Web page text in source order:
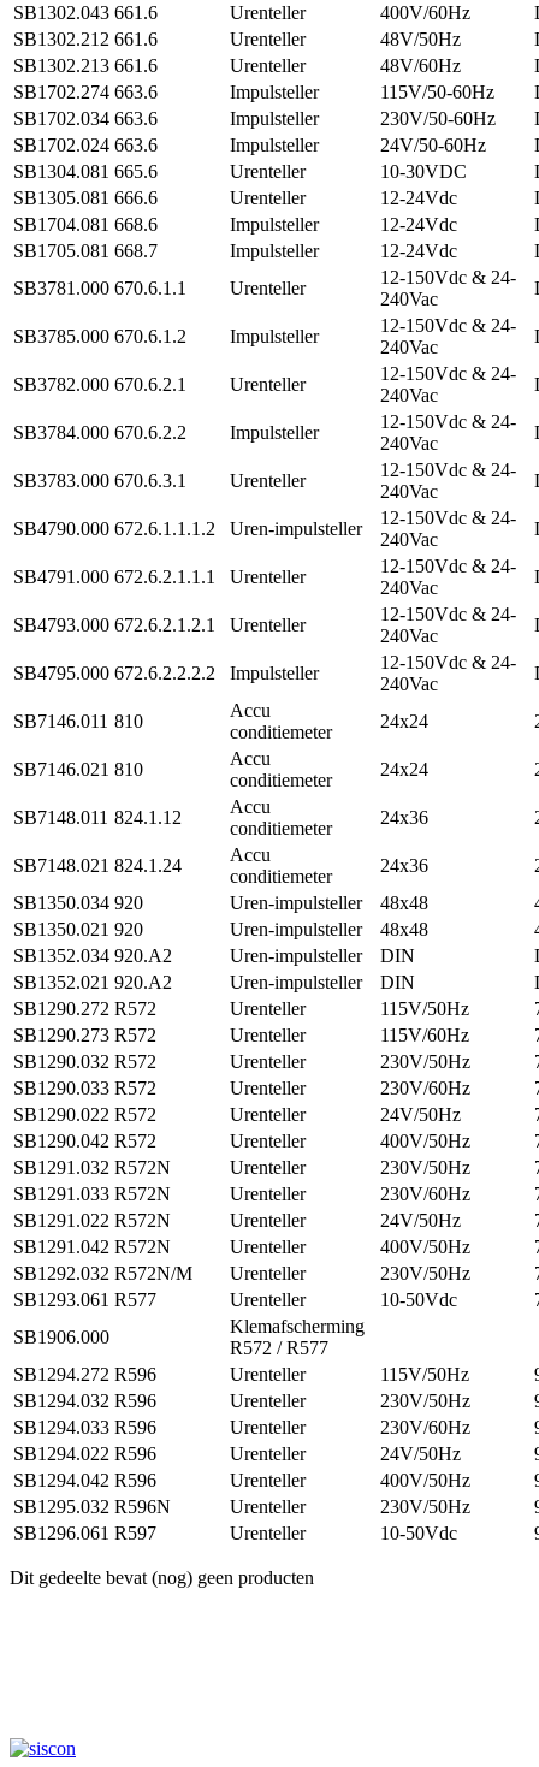
SB1302.043 661.6 Urenteller 400V/60Hz
SB1302.212 661.6 Urenteller 48V/50Hz
SB1302.213 661.6 Urenteller 48V/60Hz
SB1702.274 663.6 Impulsteller 115V/50-60Hz
SB1702.034 663.6 Impulsteller 230V/50-60Hz
SB1702.024 663.6 Impulsteller 24V/50-60Hz
SB1304.081 665.6 Urenteller 10-30VDC
SB1305.081 666.6 Urenteller 12-24Vdc
SB1704.081 668.6 Impulsteller 12-24Vdc
SB1705.081 668.7 Impulsteller 12-24Vdc
SB3781.000 670.6.1.1 Urenteller
12-150Vdc & 24-
240Vac
SB3785.000 670.6.1.2 Impulsteller
12-150Vdc & 24-
240Vac
SB3782.000 670.6.2.1 Urenteller
12-150Vdc & 24-
240Vac
SB3784.000 670.6.2.2 Impulsteller
12-150Vdc & 24-
240Vac
SB3783.000 670.6.3.1 Urenteller
12-150Vdc & 24-
240Vac
SB4790.000 672.6.1.1.1.2 Uren-impulsteller
12-150Vdc & 24-
240Vac
SB4791.000 672.6.2.1.1.1 Urenteller
12-150Vdc & 24-
240Vac
SB4793.000 672.6.2.1.2.1 Urenteller
12-150Vdc & 24-
240Vac
SB4795.000 672.6.2.2.2.2 Impulsteller
12-150Vdc & 24-
240Vac
SB7146.011 810
Accu
conditiemeter
24x24
SB7146.021 810
Accu
conditiemeter
24x24
SB7148.011 824.1.12
Accu
conditiemeter
24x36
SB7148.021 824.1.24
Accu
conditiemeter
24x36
SB1350.034 920 Uren-impulsteller 48x48
SB1350.021 920 Uren-impulsteller 48x48
SB1352.034 920.A2 Uren-impulsteller DIN
SB1352.021 920.A2 Uren-impulsteller DIN
SB1290.272 R572 Urenteller 115V/50Hz
SB1290.273 R572 Urenteller 115V/60Hz
SB1290.032 R572 Urenteller 230V/50Hz
SB1290.033 R572 Urenteller 230V/60Hz
SB1290.022 R572 Urenteller 24V/50Hz
SB1290.042 R572 Urenteller 400V/50Hz
SB1291.032 R572N Urenteller 230V/50Hz
SB1291.033 R572N Urenteller 230V/60Hz
SB1291.022 R572N Urenteller 24V/50Hz
SB1291.042 R572N Urenteller 400V/50Hz
SB1292.032 R572N/M Urenteller 230V/50Hz
SB1293.061 R577 Urenteller 10-50Vdc
SB1906.000
Klemafscherming
R572 / R577
SB1294.272 R596 Urenteller 115V/50Hz
SB1294.032 R596 Urenteller 230V/50Hz
SB1294.033 R596 Urenteller 230V/60Hz
SB1294.022 R596 Urenteller 24V/50Hz
SB1294.042 R596 Urenteller 400V/50Hz
SB1295.032 R596N Urenteller 230V/50Hz
SB1296.061 R597 Urenteller 10-50Vdc
Dit gedeelte bevat (nog) geen producten